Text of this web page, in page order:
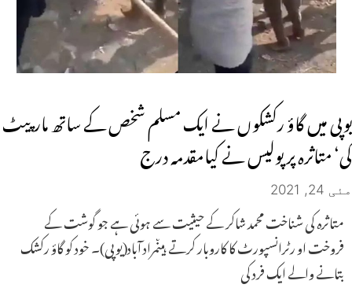
یوپی میں گاؤ رکشکوں نے ایک مسلم شخص کے ساتھ مارپیٹ
کی‘ متاثرہ پر پولیس نے کیامقدمہ درج
مئی 24, 2021
متاثرہ کی شناخت محمد شاکر کے حیثیت سے ہوئی ہے جو گوشت کے
فروخت او رٹرانسپورٹ کا کاروبار کرتے ہیںمراد آباد(یوپی)۔ خود کو گاؤ رکشک
بتانے والے ایک فرد کی